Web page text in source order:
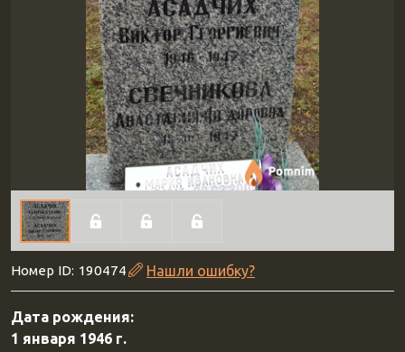
Номер ID: 190474 Нашли ошибку?
Дата рождения:
1 января 1946 г.